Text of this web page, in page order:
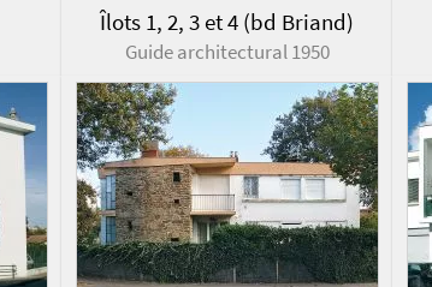
Îlots 1, 2, 3 et 4 (bd Briand)
Guide architectural 1950